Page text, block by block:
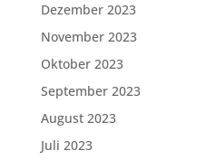
Dezember 2023
November 2023
Oktober 2023
September 2023
August 2023
Juli 2023